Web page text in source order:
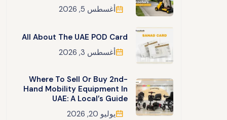
أغسطس 5, 2026
All About The UAE POD Card
أغسطس 3, 2026
Where To Sell Or Buy 2nd-
Hand Mobility Equipment In
UAE: A Local’s Guide
يوليو 20, 2026